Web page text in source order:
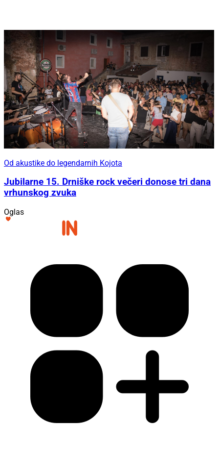
Od akustike do legendarnih Kojota
Jubilarne 15. Drniške rock večeri donose tri dana
vrhunskog zvuka
Oglas